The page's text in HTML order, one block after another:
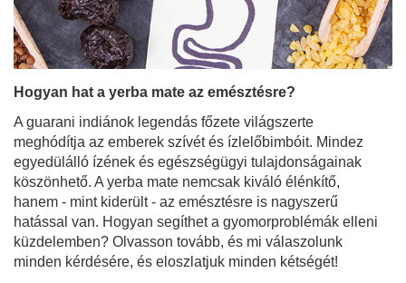
Hogyan hat a yerba mate az emésztésre?
A guarani indiánok legendás főzete világszerte
meghódítja az emberek szívét és ízlelőbimbóit. Mindez
egyedülálló ízének és egészségügyi tulajdonságainak
köszönhető. A yerba mate nemcsak kiváló élénkítő,
hanem - mint kiderült - az emésztésre is nagyszerű
hatással van. Hogyan segíthet a gyomorproblémák elleni
küzdelemben? Olvasson tovább, és mi válaszolunk
minden kérdésére, és eloszlatjuk minden kétségét!